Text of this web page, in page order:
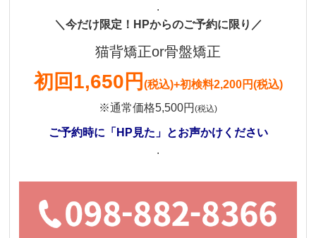
.
＼今だけ限定！HPからのご予約に限り／
猫背矯正or骨盤矯正
初回1,650円 (税込)+初検料2,200円(税込)
※通常価格5,500円 (税込)
ご予約時に「HP見た」とお声かけください
.